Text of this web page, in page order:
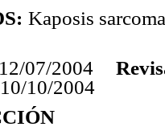
Kaposis
07/2004
10/2004